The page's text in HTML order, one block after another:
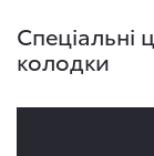
Спеціальні
колодки